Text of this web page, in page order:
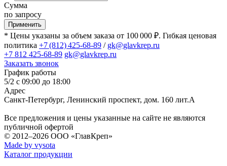
Сумма
по запросу
Применить
* Цены указаны за объем заказа от 100 000 ₽. Гибкая ценовая
политика +7 (812) 425-68-89 / gk@glavkrep.ru
+7 812 425-68-89 gk@glavkrep.ru
Заказать звонок
График работы
5/2 с 09:00 до 18:00
Адрес
Санкт-Петербург, Ленинский проспект, дом. 160 лит.А
Все предложения и цены указанные на сайте не являются
публичной офертой
© 2012–2026 ООО «ГлавКреп»
Made by vysota
Каталог продукции